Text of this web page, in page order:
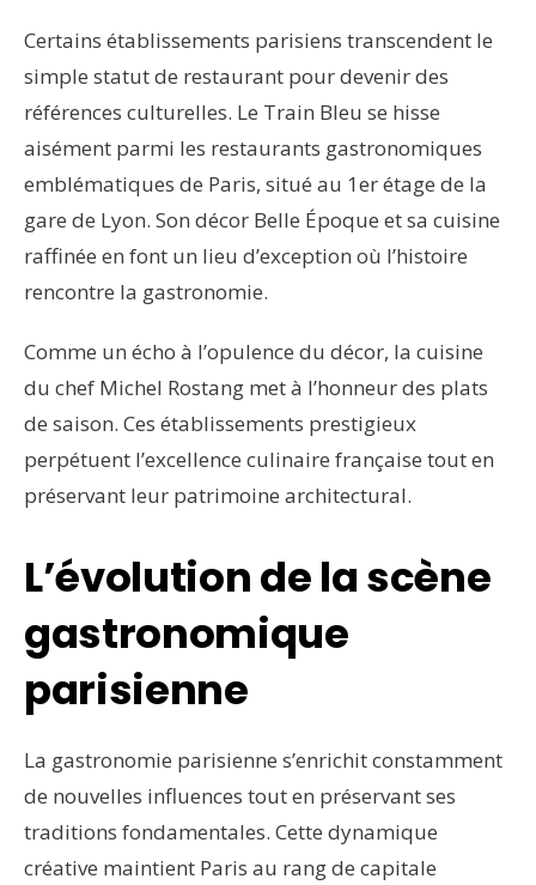
Certains établissements parisiens transcendent le
simple statut de restaurant pour devenir des
références culturelles. Le Train Bleu se hisse
aisément parmi les restaurants gastronomiques
emblématiques de Paris, situé au 1er étage de la
gare de Lyon. Son décor Belle Époque et sa cuisine
raffinée en font un lieu d’exception où l’histoire
rencontre la gastronomie.
Comme un écho à l’opulence du décor, la cuisine
du chef Michel Rostang met à l’honneur des plats
de saison. Ces établissements prestigieux
perpétuent l’excellence culinaire française tout en
préservant leur patrimoine architectural.
L’évolution de la scène
gastronomique
parisienne
La gastronomie parisienne s’enrichit constamment
de nouvelles influences tout en préservant ses
traditions fondamentales. Cette dynamique
créative maintient Paris au rang de capitale